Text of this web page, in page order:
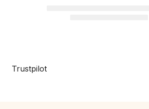
Trustpilot